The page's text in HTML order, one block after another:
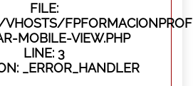
FILE:
MOBILE-VIEW.PHP
LINE: 3
_ERROR_HANDLER